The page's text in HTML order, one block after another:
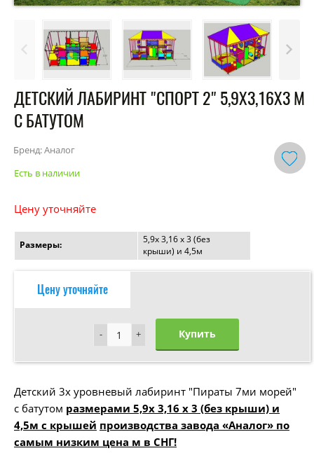
ДЕТСКИЙ ЛАБИРИНТ "СПОРТ 2" 5,9Х3,16Х3 М
С БАТУТОМ
Бренд: Аналог
Есть в наличии
Цену уточняйте
Размеры:
5,9х 3,16 х 3 (без
крыши) и 4,5м
Цену уточняйте
+
- +
- Купить
Детский 3х уровневый лабиринт "Пираты 7ми морей"
с батутом размерами 5,9х 3,16 х 3 (без крыши) и
4,5м с крышей производства завода «Аналог» по
самым низким цена м в СНГ!